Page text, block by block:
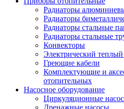
Радиаторы
Радиаторы
Радиаторы стальные
Радиаторы стальные
Конвекторы
Электрический
Греющие кабели
Комплектующие и
отопительных
Насосное оборудование
Циркуляционные
Дренажные насосы